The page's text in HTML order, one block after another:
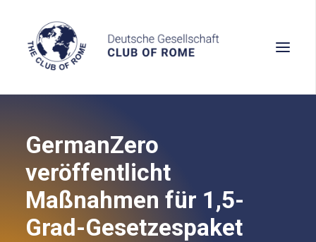
Wissen
Denken
Handeln
GermanZero
veröffentlicht
Maßnahmen für 1,5-
Grad-Gesetzespaket